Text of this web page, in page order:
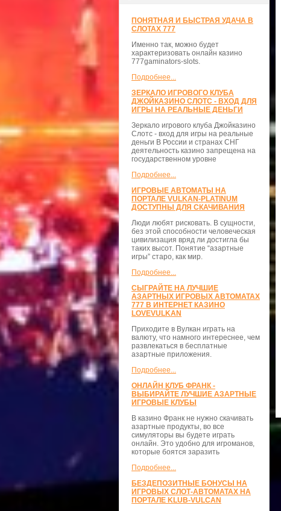
ПОНЯТНАЯ И БЫСТРАЯ УДАЧА В
СЛОТАХ 777
Именно так, можно будет
характеризовать онлайн казино
777gaminators-slots.
Подробнее...
ЗЕРКАЛО ИГРОВОГО КЛУБА
ДЖОЙКАЗИНО СЛОТС - ВХОД ДЛЯ
ИГРЫ НА РЕАЛЬНЫЕ ДЕНЬГИ
Зеркало игрового клуба Джойказино
Слотс - вход для игры на реальные
деньги В России и странах СНГ
деятельность казино запрещена на
государственном уровне
Подробнее...
ИГРОВЫЕ АВТОМАТЫ НА
ПОРТАЛЕ VULKAN-PLATINUM
ДОСТУПНЫ ДЛЯ СКАЧИВАНИЯ
Люди любят рисковать. В сущности,
без этой способности человеческая
цивилизация вряд ли достигла бы
таких высот. Понятие “азартные
игры” старо, как мир.
Подробнее...
СЫГРАЙТЕ НА ЛУЧШИЕ
АЗАРТНЫХ ИГРОВЫХ АВТОМАТАХ
777 В ИНТЕРНЕТ КАЗИНО
LOVEVULKAN
Приходите в Вулкан играть на
валюту, что намного интереснее, чем
развлекаться в бесплатные
азартные приложения.
Подробнее...
ОНЛАЙН КЛУБ ФРАНК -
ВЫБИРАЙТЕ ЛУЧШИЕ АЗАРТНЫЕ
ИГРОВЫЕ КЛУБЫ
В казино Франк не нужно скачивать
азартные продукты, во все
симуляторы вы будете играть
онлайн. Это удобно для игроманов,
которые боятся заразить
Подробнее...
БЕЗДЕПОЗИТНЫЕ БОНУСЫ НА
ИГРОВЫХ СЛОТ-АВТОМАТАХ НА
ПОРТАЛЕ KLUB-VULCAN